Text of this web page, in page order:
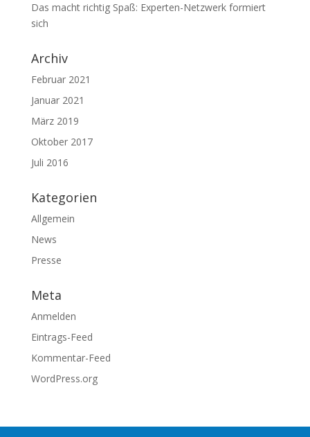
Das macht richtig Spaß: Experten-Netzwerk formiert
sich
Archiv
Februar 2021
Januar 2021
März 2019
Oktober 2017
Juli 2016
Kategorien
Allgemein
News
Presse
Meta
Anmelden
Eintrags-Feed
Kommentar-Feed
WordPress.org